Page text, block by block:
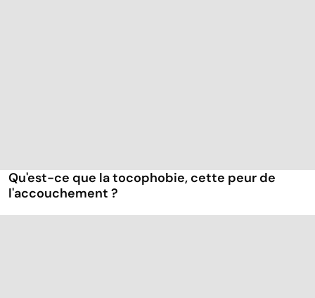
Qu'est-ce que la tocophobie, cette peur de
l'accouchement ?